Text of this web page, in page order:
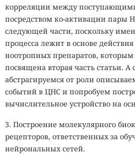
корреляции между
посредством ко-активации
следующей части, поскольку
процесса лежит в основе
ноотропных препаратов,
посвящена вторая часть статьи. А
абстрагируемся от роли
событий в ЦНС и попробуем
вычислительное устройство на
3. Построение молекулярного
рецепторов, ответственных за
нейрональных сетей.